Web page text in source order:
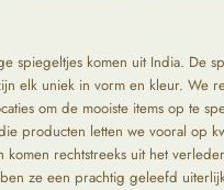
spiegeltjes komen uit India. De
elk uniek in vorm en kleur. We
om de mooiste items op te
producten letten we vooral op
komen rechtstreeks uit het
ze een prachtig geleefd